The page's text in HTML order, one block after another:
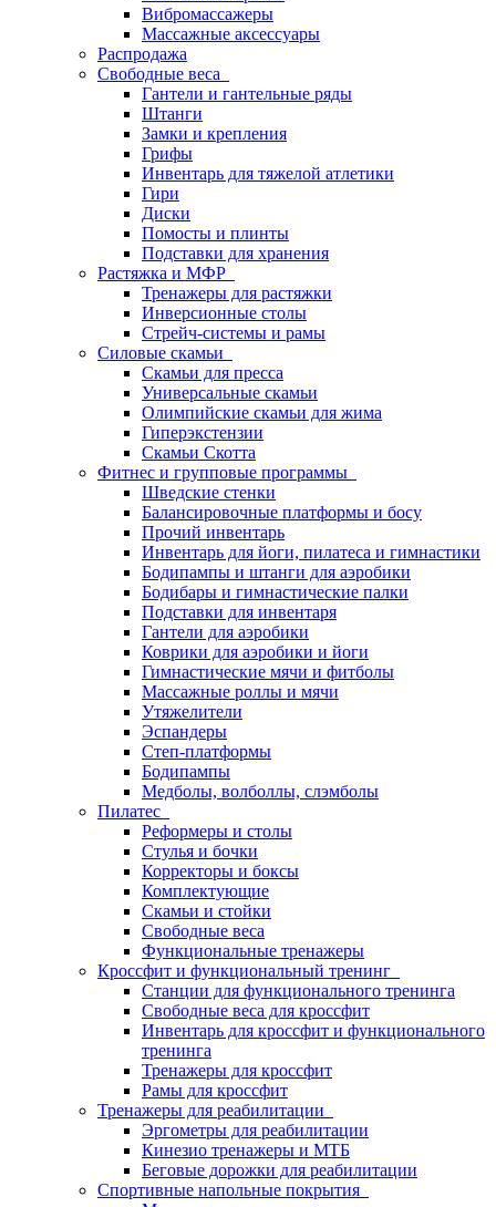
Вибромассажеры
Массажные аксессуары
Распродажа
Свободные веса
Гантели и гантельные ряды
Штанги
Замки и крепления
Грифы
Инвентарь для тяжелой атлетики
Гири
Диски
Помосты и плинты
Подставки для хранения
Растяжка и МФР
Тренажеры для растяжки
Инверсионные столы
Стрейч-системы и рамы
Силовые скамьи
Скамьи для пресса
Универсальные скамьи
Олимпийские скамьи для жима
Гиперэкстензии
Скамьи Скотта
Фитнес и групповые программы
Шведские стенки
Балансировочные платформы и босу
Прочий инвентарь
Инвентарь для йоги, пилатеса и гимнастики
Бодипампы и штанги для аэробики
Бодибары и гимнастические палки
Подставки для инвентаря
Гантели для аэробики
Коврики для аэробики и йоги
Гимнастические мячи и фитболы
Массажные роллы и мячи
Утяжелители
Эспандеры
Степ-платформы
Бодипампы
Медболы, волболлы, слэмболы
Пилатес
Реформеры и столы
Стулья и бочки
Корректоры и боксы
Комплектующие
Скамьи и стойки
Свободные веса
Функциональные тренажеры
Кроссфит и функциональный тренинг
Станции для функционального тренинга
Свободные веса для кроссфит
Инвентарь для кроссфит и функционального
тренинга
Тренажеры для кроссфит
Рамы для кроссфит
Тренажеры для реабилитации
Эргометры для реабилитации
Кинезио тренажеры и МТБ
Беговые дорожки для реабилитации
Спортивные напольные покрытия